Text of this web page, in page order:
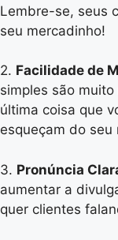
Lembre-se, seus
seu mercadinho!
2. Facilidade de
simples são
última coisa que
esqueçam do seu
3. Pronúncia
aumentar a
quer clientes